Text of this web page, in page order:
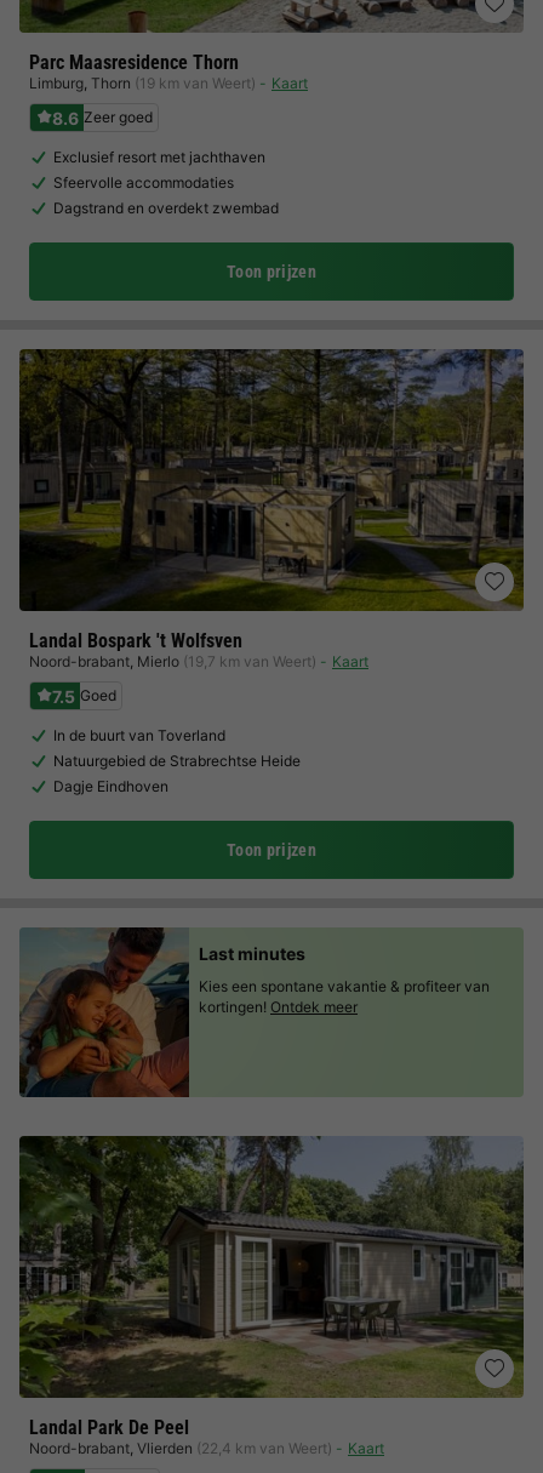
Parc Maasresidence Thorn
Limburg, Thorn (19 km van Weert) Kaart
8.6 Zeer goed
Exclusief resort met jachthaven
Sfeervolle accommodaties
Dagstrand en overdekt zwembad
Toon prijzen
Landal Bospark 't Wolfsven
Noord-brabant, Mierlo (19,7 km van Weert) Kaart
7.5 Goed
In de buurt van Toverland
Natuurgebied de Strabrechtse Heide
Dagje Eindhoven
Toon prijzen
Landal Park De Peel
Noord-brabant, Vlierden (22,4 km van Weert) Kaart
Last minutes
Kies een spontane vakantie & profiteer van
kortingen! Ontdek meer